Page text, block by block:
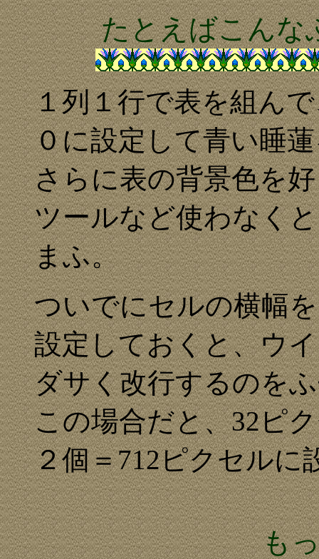
たとえばこんな
１列１行で表を組ん
０に設定して青い睡
さらに表の背景色を
ツールなど使わなく
まふ。
ついでにセルの横幅
設定しておくと、ウ
ダサく改行するのを
この場合だと、32ピ
２個＝712ピクセルに
も